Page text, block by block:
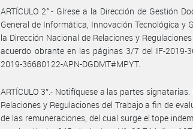
ARTÍCULO 2°.- Gírese a la Dirección de Gestión
General de Informática, Innovación Tecnológica y
la Dirección Nacional de Relaciones y
acuerdo obrante en las páginas 3/7 del IF-2019-
2019-36680122-APN-DGDMT#MPYT.
ARTÍCULO 3°.- Notifíquese a las partes
Relaciones y Regulaciones del Trabajo a fin de
de las remuneraciones, del cual surge el tope